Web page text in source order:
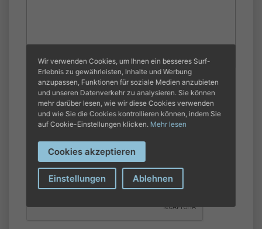
Ich habe die grundlegenden Informationen
gelesendatenschutz*
Es werden zwei Varianten der Datenschutzgrundinformationen angeboten,
die eine sieht eine Nutzung der Daten zu Werbezwecken vor und die andere
müssen Sie in den Datenschutz-Grundinformationen die Version auswählen,
die diesen Zweck sowie das Kästchen zur Genehmigung des Versands von
Wir verwenden Cookies, um Ihnen ein besseres Surf-
Erlebnis zu gewährleisten, Inhalte und Werbung
anzupassen, Funktionen für soziale Medien anzubieten
und unseren Datenverkehr zu analysieren. Sie können
mehr darüber lesen, wie wir diese Cookies verwenden
und wie Sie die Cookies kontrollieren können, indem Sie
auf Cookie-Einstellungen klicken. Mehr lesen
Cookies akzeptieren
Einstellungen Ablehnen